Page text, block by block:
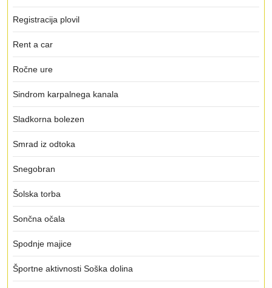
Registracija plovil
Rent a car
Ročne ure
Sindrom karpalnega kanala
Sladkorna bolezen
Smrad iz odtoka
Snegobran
Šolska torba
Sončna očala
Spodnje majice
Športne aktivnosti Soška dolina